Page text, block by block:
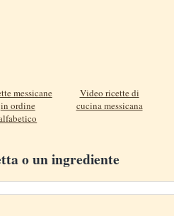
messicane
in ordine
Video ricette di
cucina messicana
o un ingrediente